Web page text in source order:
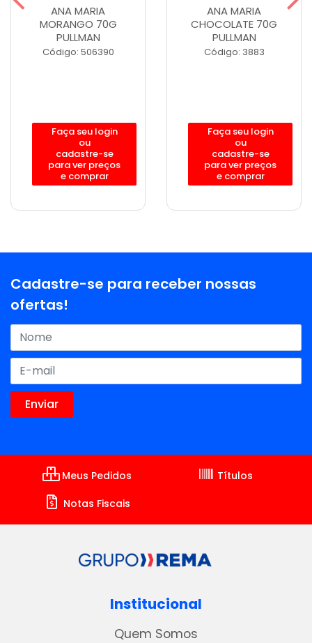
ANA MARIA
MORANGO 70G
PULLMAN
Código: 506390
Faça seu login
ou
cadastre-se
para ver preços
e comprar
ANA MARIA
CHOCOLATE 70G
PULLMAN
Código: 3883
Faça seu login
ou
cadastre-se
para ver preços
e comprar
Cadastre-se para receber nossas
ofertas!
Meus Pedidos
Títulos
Notas Fiscais
Institucional
Quem Somos